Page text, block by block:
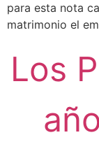
para esta nota
matrimonio el
Los